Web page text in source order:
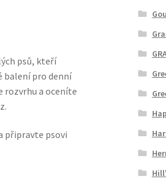
psů, kteří
balení pro denní
rozvrhu a oceníte
připravte psovi